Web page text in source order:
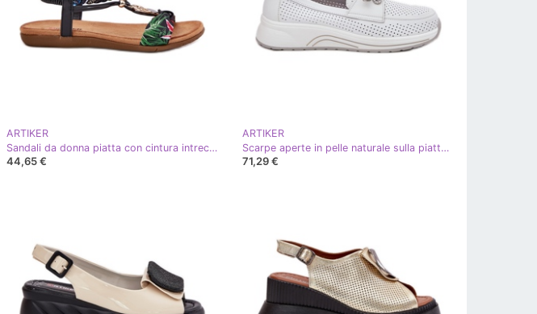
ARTIKER
Sandali da donna piatta con cintura intrecciata e decorazione artiker 56c1318 nero
44,65 €
ARTIKER
Scarpe aperte in pelle naturale sulla piattaforma bianca ARTIKER 56C2101 bianco
71,29 €